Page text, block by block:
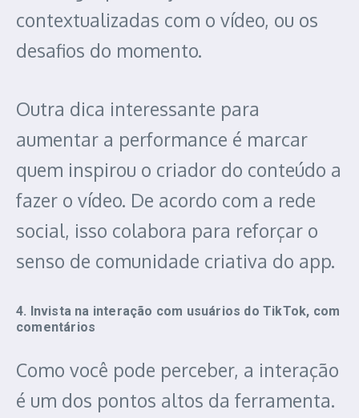
contextualizadas com o vídeo, ou os
desafios do momento.
Outra dica interessante para
aumentar a performance é marcar
quem inspirou o criador do conteúdo a
fazer o vídeo. De acordo com a rede
social, isso colabora para reforçar o
senso de comunidade criativa do app.
4. Invista na interação com usuários do TikTok, com
comentários
Como você pode perceber, a interação
é um dos pontos altos da ferramenta.